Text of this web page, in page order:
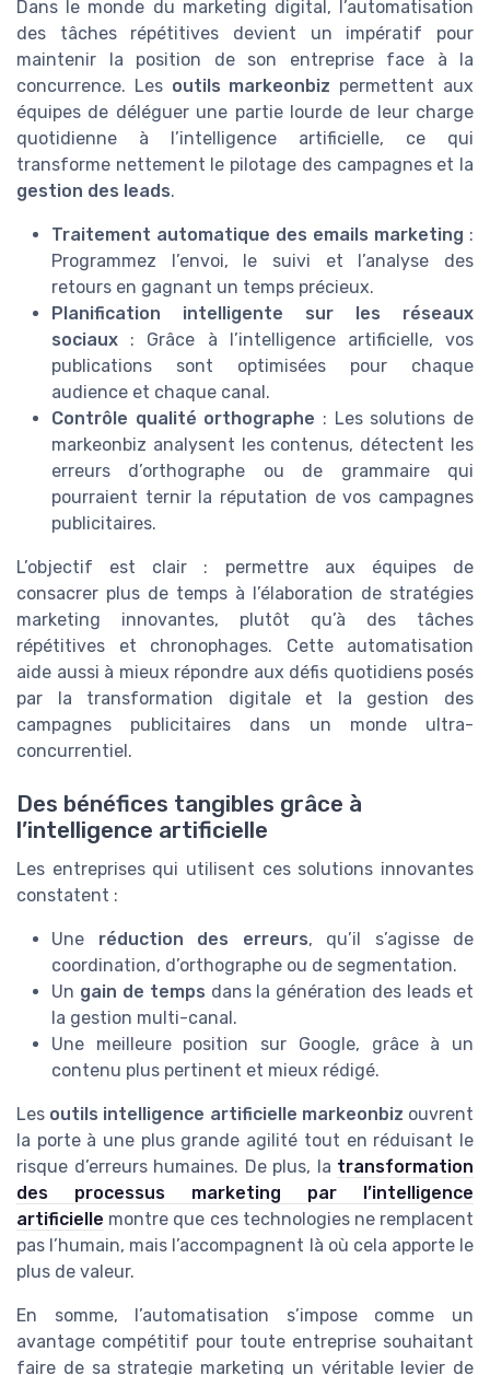
Dans le monde du marketing digital, l’automatisation
des tâches répétitives devient un impératif pour
maintenir la position de son entreprise face à la
concurrence. Les outils markeonbiz permettent aux
équipes de déléguer une partie lourde de leur charge
quotidienne à l’intelligence artificielle, ce qui
transforme nettement le pilotage des campagnes et la
gestion des leads.
Traitement automatique des emails marketing :
Programmez l’envoi, le suivi et l’analyse des
retours en gagnant un temps précieux.
Planification intelligente sur les réseaux
sociaux : Grâce à l’intelligence artificielle, vos
publications sont optimisées pour chaque
audience et chaque canal.
Contrôle qualité orthographe : Les solutions de
markeonbiz analysent les contenus, détectent les
erreurs d’orthographe ou de grammaire qui
pourraient ternir la réputation de vos campagnes
publicitaires.
L’objectif est clair : permettre aux équipes de
consacrer plus de temps à l’élaboration de stratégies
marketing innovantes, plutôt qu’à des tâches
répétitives et chronophages. Cette automatisation
aide aussi à mieux répondre aux défis quotidiens posés
par la transformation digitale et la gestion des
campagnes publicitaires dans un monde ultra-
concurrentiel.
Des bénéfices tangibles grâce à
l’intelligence artificielle
Les entreprises qui utilisent ces solutions innovantes
constatent :
Une réduction des erreurs, qu’il s’agisse de
coordination, d’orthographe ou de segmentation.
Un gain de temps dans la génération des leads et
la gestion multi-canal.
Une meilleure position sur Google, grâce à un
contenu plus pertinent et mieux rédigé.
Les outils intelligence artificielle markeonbiz ouvrent
la porte à une plus grande agilité tout en réduisant le
risque d’erreurs humaines. De plus, la transformation
des processus marketing par l’intelligence
artificielle montre que ces technologies ne remplacent
pas l’humain, mais l’accompagnent là où cela apporte le
plus de valeur.
En somme, l’automatisation s’impose comme un
avantage compétitif pour toute entreprise souhaitant
faire de sa strategie marketing un véritable levier de